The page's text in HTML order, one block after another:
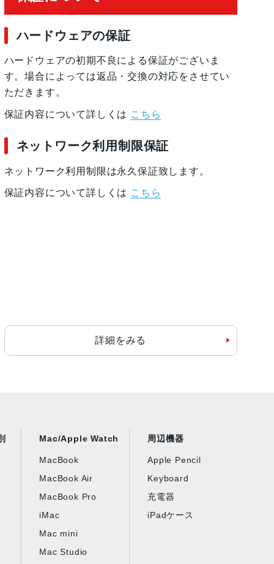
ハードウェアの保証
ハードウェアの初期不良による保証がございま
す。場合によっては返品・交換の対応をさせてい
ただきます。
保証内容について詳しくは こちら
ネットワーク利用制限保証
ネットワーク利用制限は永久保証致します。
保証内容について詳しくは こちら
詳細をみる
Mac/Apple Watch
MacBook
MacBook Air
MacBook Pro
iMac
Mac mini
Mac Studio
周辺機器
Apple Pencil
Keyboard
充電器
iPadケース